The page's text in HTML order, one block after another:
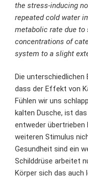
the stress-inducing
repeated cold water
metabolic rate due to
concentrations of
system to a slight
Die unterschiedlichen
dass der Effekt von
Fühlen wir uns
kalten Dusche, ist
entweder übertrieben
weiteren Stimulus
Gesundheit sind ein
Schilddrüse arbeitet
Körper sich das auch